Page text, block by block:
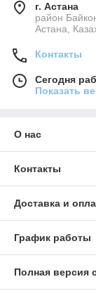
г. Астана
район
Астана,
Контакты
Сегодня
Показать
О нас
Контакты
Доставка и
График работы
Полная версия